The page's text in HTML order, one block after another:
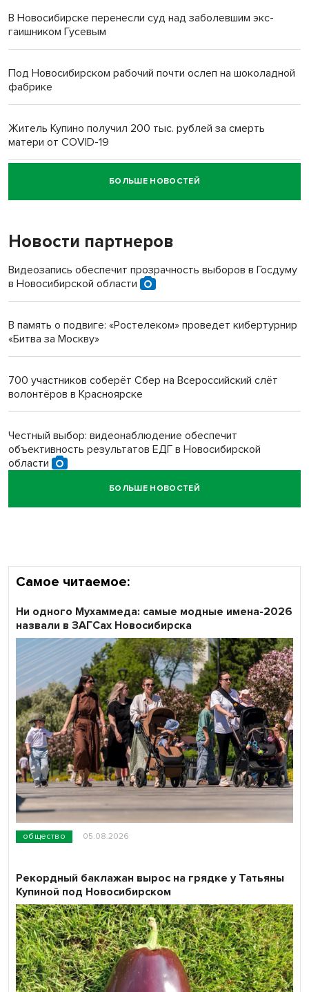
В Новосибирске перенесли суд над заболевшим экс-
гаишником Гусевым
Под Новосибирском рабочий почти ослеп на шоколадной
фабрике
Житель Купино получил 200 тыс. рублей за смерть
матери от COVID-19
Новосибирский суд наказал водителя за смерть
пенсионерки на вокзале
«Мы живём на пастбище!»: в новосибирском селе лошади
терроризируют жителей
Инвалид получил условный срок за избиение врачей
Новосибирский преподаватель с женой вошли в топ-16
Обновлённое отделение ВТБ открылось в Искитиме
БОЛЬШЕ НОВОСТЕЙ
Новости партнеров
Видеозапись обеспечит прозрачность выборов в Госдуму
в Новосибирской области
В память о подвиге: «Ростелеком» проведет кибертурнир
«Битва за Москву»
700 участников соберёт Сбер на Всероссийский слёт
волонтёров в Красноярске
Честный выбор: видеонаблюдение обеспечит
объективность результатов ЕДГ в Новосибирской
области
Кибертанки пошли в бой: «Ростелеком» объявляет
БОЛЬШЕ НОВОСТЕЙ
Самое читаемое:
общество 05.08.2026
Ни одного Мухаммеда: самые модные имена-2026
назвали в ЗАГСах Новосибирска
Рекордный баклажан вырос на грядке у Татьяны
Купиной под Новосибирском